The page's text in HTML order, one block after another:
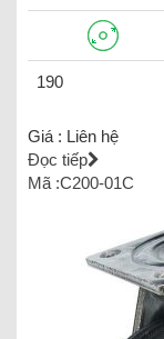
190
Giá : Liên hệ
Đọc tiếp
Mã :C200-01C